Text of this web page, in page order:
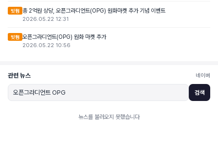
빗썸 총 2억원 상당, 오픈그라디언트(OPG) 원화마켓 추가 기념 이벤트
2026.05.22 12:31
빗썸 오픈그라디언트(OPG) 원화 마켓 추가
2026.05.22 10:56
관련 뉴스 네이버
검색
뉴스를 불러오지 못했습니다